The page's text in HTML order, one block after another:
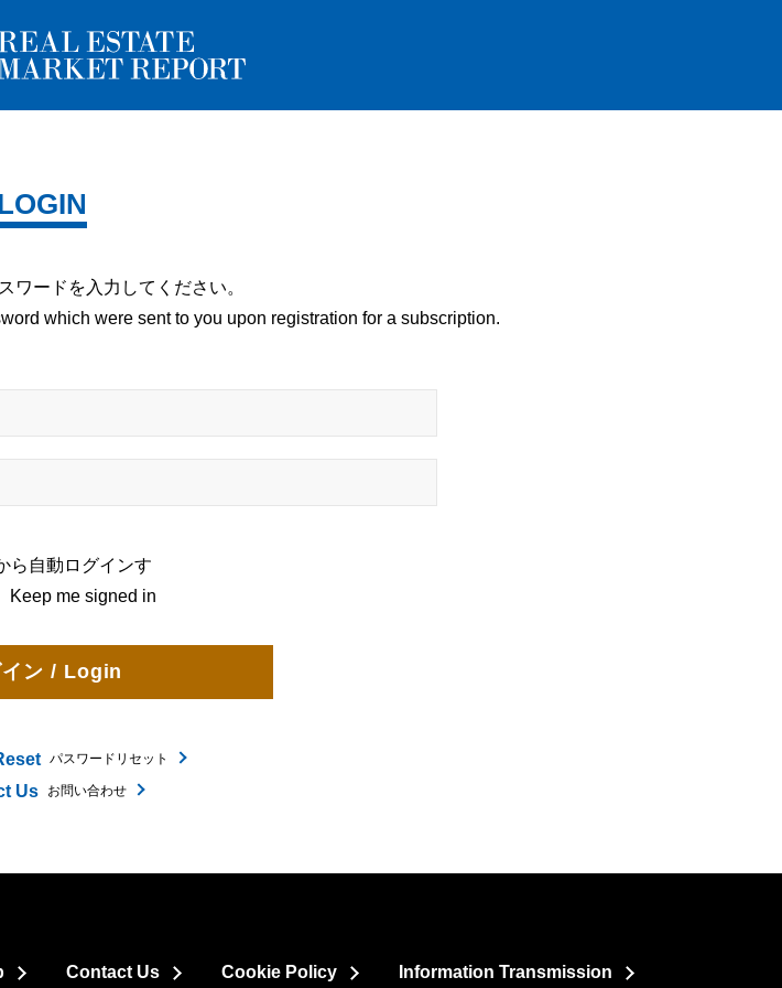
ワードを 入力してください。
which were sent to you upon registration for a subscription.
ら自動ログインす
me signed in
パスワードリセット
Us お問い合わせ
Contact Us Cookie Policy Information Transmission